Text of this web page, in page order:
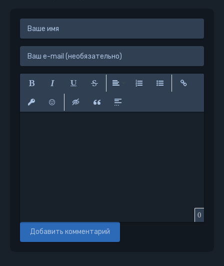
Полужирный
Курсив Подчеркнутый
0
Добавить комментарий